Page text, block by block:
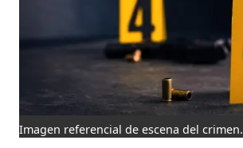
Imagen referencial de escena del crimen.